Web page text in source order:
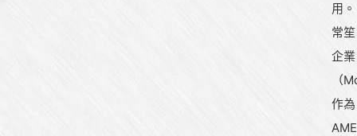
用。
常笙
企業
（
作為